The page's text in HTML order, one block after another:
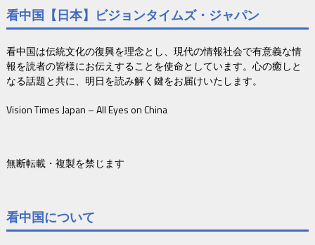
看中国【日本】ビジョンタイムズ・ジャパン
看中国は伝統文化の復興を理念とし、現代の情報社会で有意義な情
報を読者の皆様にお伝えすることを使命としています。心の癒しと
なる話題と共に、明日を読み解く鍵をお届けいたします。
Vision Times Japan – All Eyes on China
無断転載・複製を禁じます
看中国について